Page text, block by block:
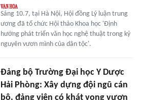
Sáng 10.7, tại Hà Nội, Hội đồng Lý luận trung
ương đã tổ chức Hội thảo Khoa học 'Định
hướng phát triển văn học nghệ thuật trong kỷ
nguyên vươn mình của dân tộc'.
Đảng bộ Trường Đại học Y Dược
Hải Phòng: Xây dựng đội ngũ cán
bộ, đảng viên có khát vọng vươn